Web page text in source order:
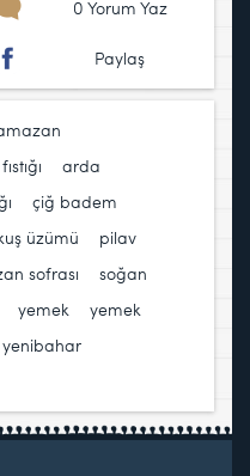
0 Yorum Yaz
Paylaş
arda
çiğ badem
üzümü pilav
sofrası soğan
yemek
yemek
yenibahar